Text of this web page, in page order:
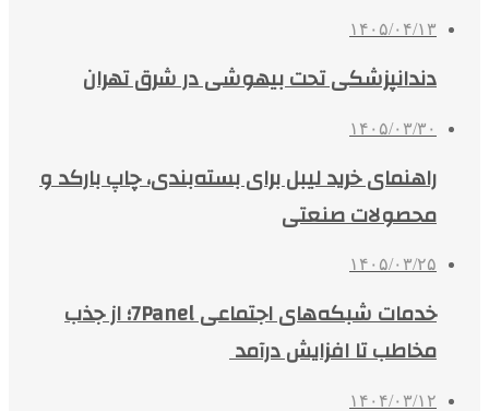
۱۴۰۵/۰۴/۱۳
دندانپزشکی تحت بیهوشی در شرق تهران
۱۴۰۵/۰۳/۳۰
راهنمای خرید لیبل برای بسته‌بندی، چاپ بارکد و
محصولات صنعتی
۱۴۰۵/۰۳/۲۵
خدمات شبکه‌های اجتماعی 7Panel؛ از جذب
مخاطب تا افزایش درآمد
۱۴۰۴/۰۳/۱۲